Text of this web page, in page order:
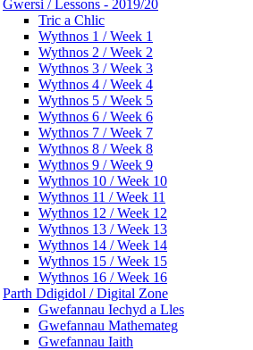
Gwersi / Lessons - 2019/20
Tric a Chlic
Wythnos 1 / Week 1
Wythnos 2 / Week 2
Wythnos 3 / Week 3
Wythnos 4 / Week 4
Wythnos 5 / Week 5
Wythnos 6 / Week 6
Wythnos 7 / Week 7
Wythnos 8 / Week 8
Wythnos 9 / Week 9
Wythnos 10 / Week 10
Wythnos 11 / Week 11
Wythnos 12 / Week 12
Wythnos 13 / Week 13
Wythnos 14 / Week 14
Wythnos 15 / Week 15
Wythnos 16 / Week 16
Parth Ddigidol / Digital Zone
Gwefannau Iechyd a Lles
Gwefannau Mathemateg
Gwefannau Iaith